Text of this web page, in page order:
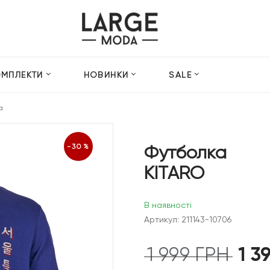
НОВИНКИ SALE
-30%
Футболка
KITARO
В наявності
Артикул: 211143-10706
1 999ГРН 1